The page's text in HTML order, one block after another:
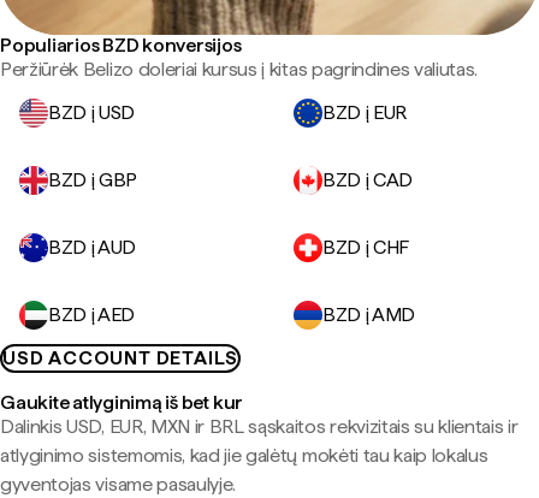
Populiarios BZD konversijos
Peržiūrėk Belizo doleriai kursus į kitas pagrindines valiutas.
BZD į USD
BZD į EUR
BZD į GBP BZD į CAD
BZD į AUD BZD į CHF
BZD į AED
BZD į AMD
USD ACCOUNT DETAILS
Gaukite atlyginimą iš bet kur
Dalinkis USD, EUR, MXN ir BRL sąskaitos rekvizitais su klientais ir
atlyginimo sistemomis, kad jie galėtų mokėti tau kaip lokalus
gyventojas visame pasaulyje.